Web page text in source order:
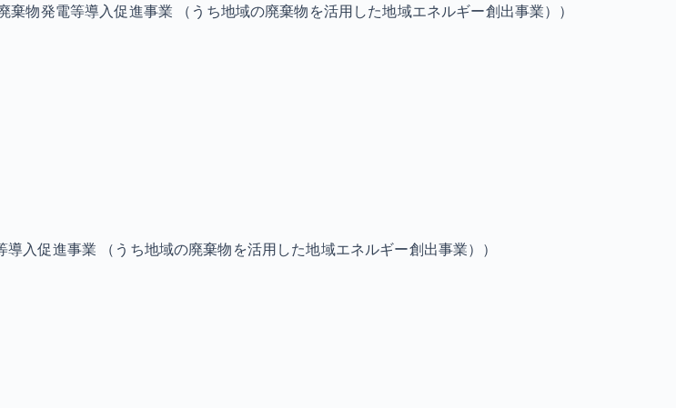
物発電等導入促進事業 （うち地域の廃棄物を活用した地域エネルギー創出事業））
入促進事業 （うち地域の廃棄物を活用した地域エネルギー創出事業））